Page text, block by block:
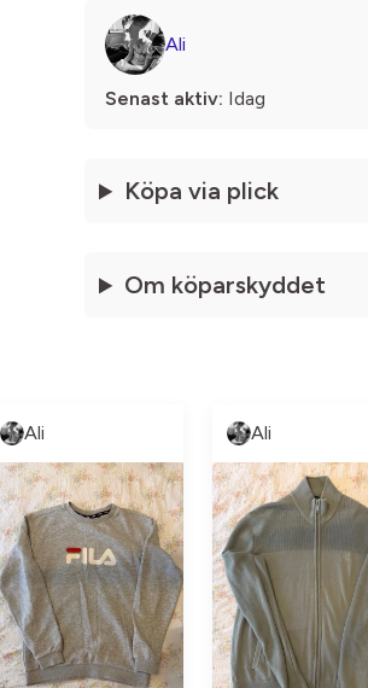
Ali
Senast aktiv: Idag
Köpa via plick
Om köparskyddet
Ali Ali